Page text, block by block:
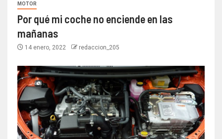
MOTOR
Por qué mi coche no enciende en las
mañanas
14 enero, 2022 redaccion_205